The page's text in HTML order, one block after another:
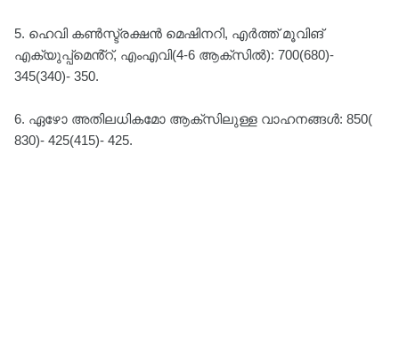
5. ഹെവി കൺസ്ട്രക്ഷൻ മെഷിനറി, എർത്ത് മൂവിങ്
എക്യുപ്പ്മെൻ്റ്, എംഎവി(4-6 ആക്സിൽ): 700(680)-
345(340)- 350.
6. ഏഴോ അതിലധികമോ ആക്‌സിലുള്ള വാഹനങ്ങൾ: 850(
830)- 425(415)- 425.